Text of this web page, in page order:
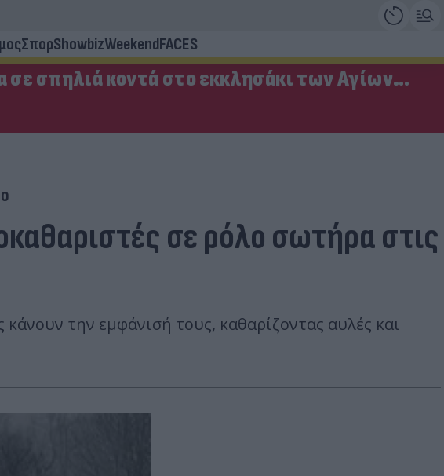
ΣπορShowbizWeekendFACES
σπηλιά κοντά στο εκκλησάκι των Αγίων
σε ρόλο σωτήρα στις
την εμφάνισή τους, καθαρίζοντας αυλές και